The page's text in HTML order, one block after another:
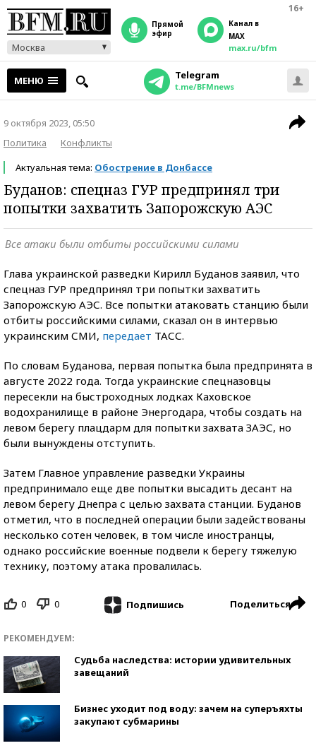
16+
Москва
прямой
эфир
Канал в
MAX
max.ru/bfm
МЕНЮ Telegram
t.me/BFMnews
9 октября 2023, 05:50
Политика
Конфликты
Актуальная тема: Обострение в Донбассе
Буданов: спецназ ГУР предпринял три
попытки захватить Запорожскую АЭС
Все атаки были отбиты российскими силами
Глава украинской разведки Кирилл Буданов заявил, что
спецназ ГУР предпринял три попытки захватить
Запорожскую АЭС. Все попытки атаковать станцию были
отбиты российскими силами, сказал он в интервью
украинским СМИ, передает ТАСС.
По словам Буданова, первая попытка была предпринята в
августе 2022 года. Тогда украинские спецназовцы
пересекли на быстроходных лодках Каховское
водохранилище в районе Энергодара, чтобы создать на
левом берегу плацдарм для попытки захвата ЗАЭС, но
были вынуждены отступить.
Затем Главное управление разведки Украины
предпринимало еще две попытки высадить десант на
левом берегу Днепра с целью захвата станции. Буданов
отметил, что в последней операции были задействованы
несколько сотен человек, в том числе иностранцы,
однако российские военные подвели к берегу тяжелую
технику, поэтому атака провалилась.
0 0 Подпишись Поделиться
РЕКОМЕНДУЕМ:
Судьба наследства: истории удивительных
завещаний
Бизнес уходит под воду: зачем на суперъяхты
закупают субмарины